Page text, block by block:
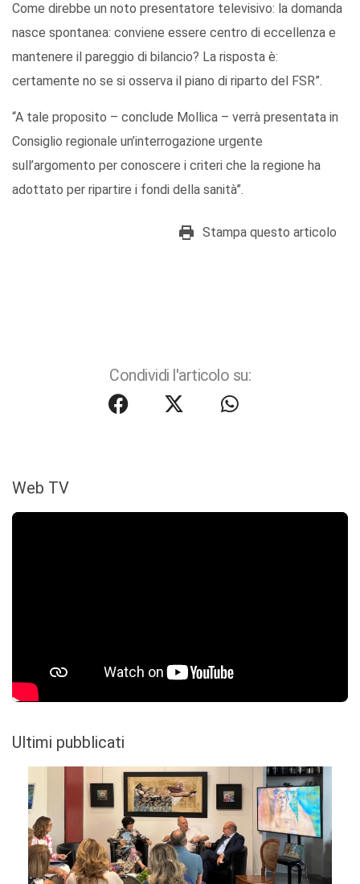
Come direbbe un noto presentatore televisivo: la domanda
nasce spontanea: conviene essere centro di eccellenza e
mantenere il pareggio di bilancio? La risposta è:
certamente no se si osserva il piano di riparto del FSR”.
“A tale proposito – conclude Mollica – verrà presentata in
Consiglio regionale un’interrogazione urgente
sull’argomento per conoscere i criteri che la regione ha
adottato per ripartire i fondi della sanità”.
Stampa questo articolo
Condividi l'articolo su:
Web TV
Ultimi pubblicati